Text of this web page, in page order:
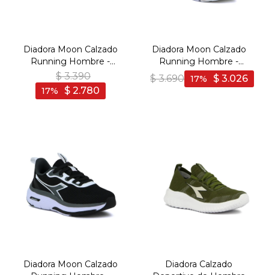
Diadora Moon Calzado
Running Hombre -
Marino/Celeste - Marino-
Celeste
$ 3.390
$ 2.780
17
Diadora Moon Calzado
Running Hombre -
BLUE/GREEN - Azul-
Verde
$ 3.690 $ 3.026
17
Diadora Moon Calzado
Diadora Calzado